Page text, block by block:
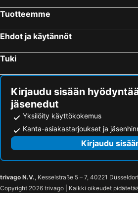
Tuotteemme
Ehdot ja käytännöt
Tuki
Kirjaudu sisään
jäsenedut
Yksilöity käyttökokemus
Kanta-asiakastarjoukset ja
Kirjaudu
trivago N.V., Kesselstraße 5 – 7, 40221
Copyright 2026 trivago | Kaikki oikeudet